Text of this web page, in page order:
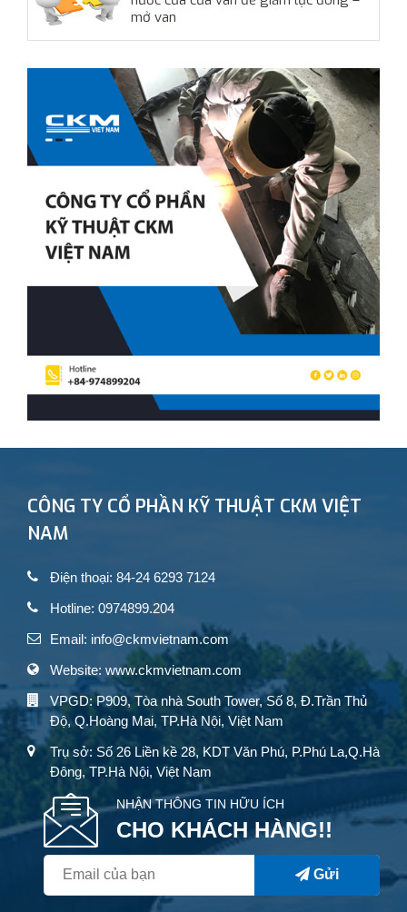
mở van
CÔNG TY CỔ PHẦN KỸ THUẬT CKM VIỆT
NAM
Điện thoại: 84-24 6293 7124
Hotline: 0974899.204
Email: info@ckmvietnam.com
Website: www.ckmvietnam.com
VPGD: P909, Tòa nhà South Tower, Số 8, Đ.Trần Thủ
Độ, Q.Hoàng Mai, TP.Hà Nội, Việt Nam
Trụ sở: Số 26 Liền kề 28, KDT Văn Phú, P.Phú La,Q.Hà
Đông, TP.Hà Nội, Việt Nam
NHẬN THÔNG TIN HỮU ÍCH
CHO KHÁCH HÀNG!!
Gửi